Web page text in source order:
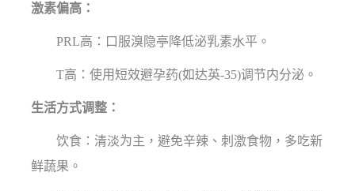
激素偏高：
PRL高：口服溴隐亭降低泌乳素水平。
T高：使用短效避孕药(如达英-35)调节内分泌。
生活方式调整：
饮食：清淡为主，避免辛辣、刺激食物，多吃新
鲜蔬果。